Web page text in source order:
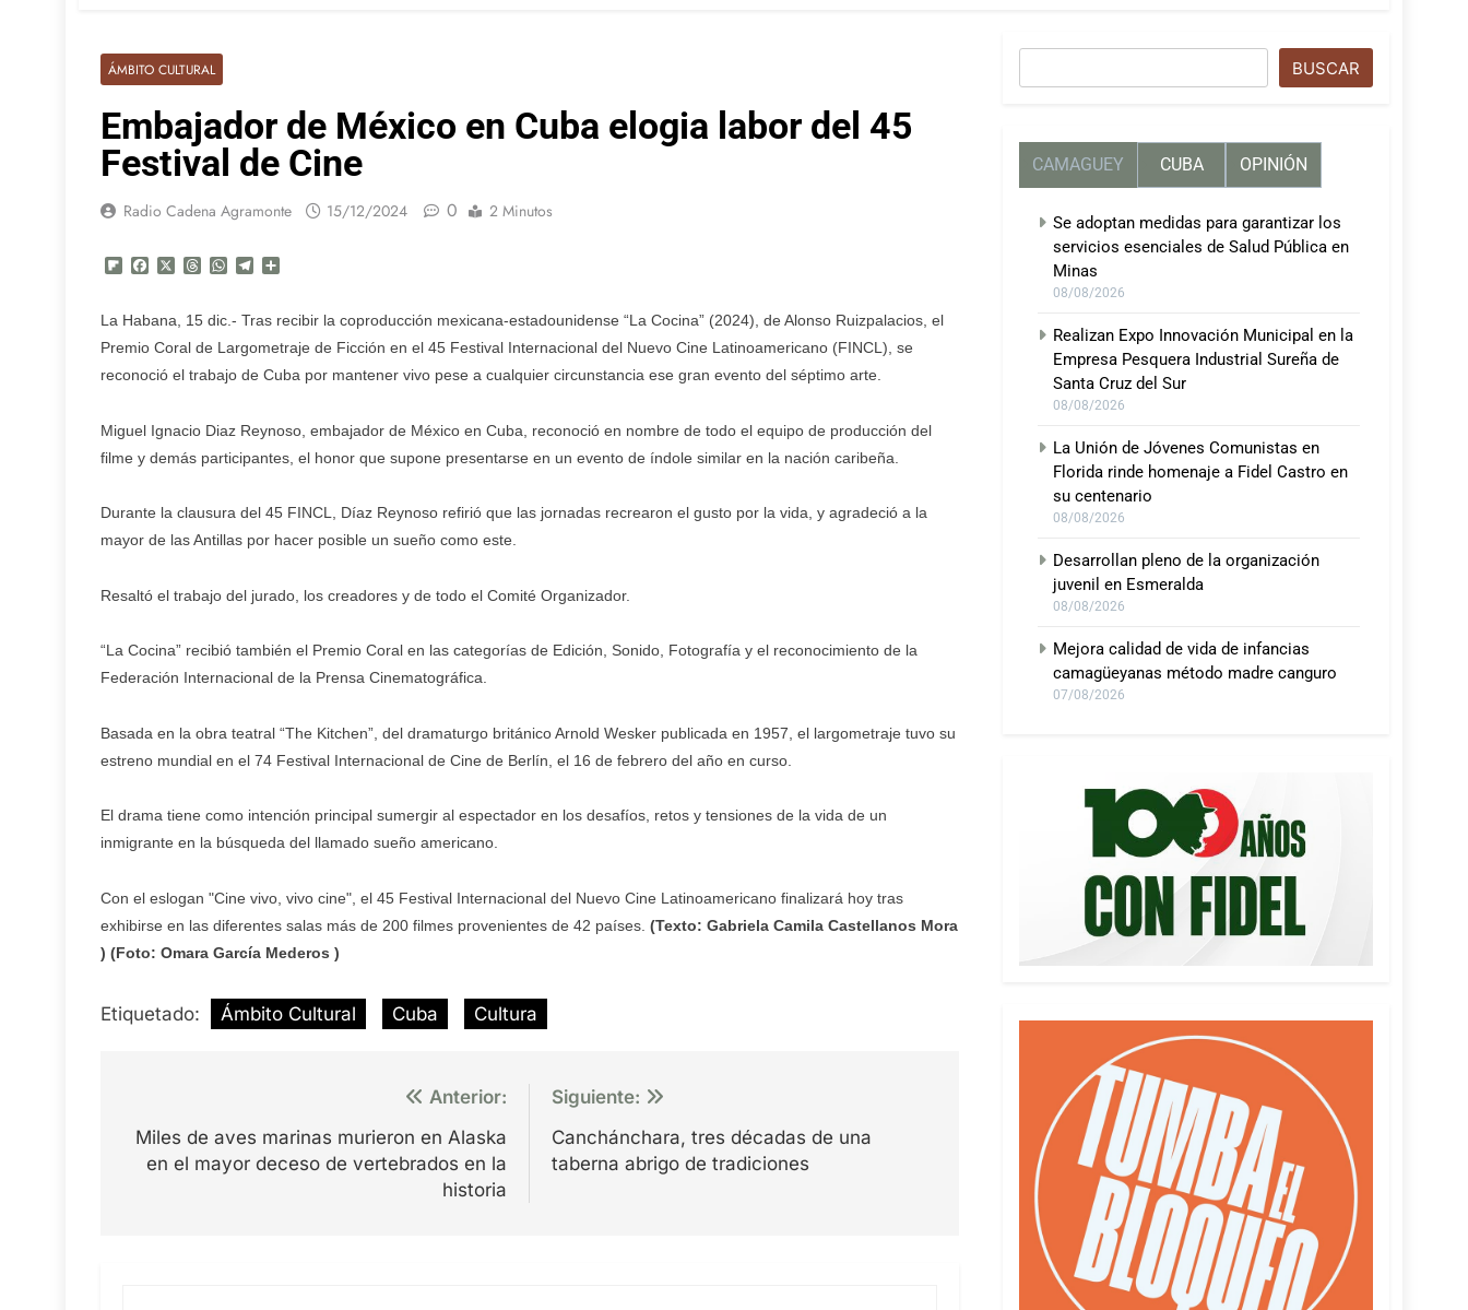
ÁMBITO CULTURAL
Embajador de México en Cuba elogia labor del 45
Festival de Cine
Radio Cadena Agramonte 15/12/2024 0 2 Minutos
Flipboard
FacebookThreadsWhatsApp
Telegram
La Habana, 15 dic.- Tras recibir la coproducción mexicana-estadounidense “La Cocina” (2024), de Alonso Ruizpalacios, el
Premio Coral de Largometraje de Ficción en el 45 Festival Internacional del Nuevo Cine Latinoamericano (FINCL), se
reconoció el trabajo de Cuba por mantener vivo pese a cualquier circunstancia ese gran evento del séptimo arte.
Miguel Ignacio Diaz Reynoso, embajador de México en Cuba, reconoció en nombre de todo el equipo de producción del
filme y demás participantes, el honor que supone presentarse en un evento de índole similar en la nación caribeña.
Durante la clausura del 45 FINCL, Díaz Reynoso refirió que las jornadas recrearon el gusto por la vida, y agradeció a la
mayor de las Antillas por hacer posible un sueño como este.
Resaltó el trabajo del jurado, los creadores y de todo el Comité Organizador.
“La Cocina” recibió también el Premio Coral en las categorías de Edición, Sonido, Fotografía y el reconocimiento de la
Federación Internacional de la Prensa Cinematográfica.
Basada en la obra teatral “The Kitchen”, del dramaturgo británico Arnold Wesker publicada en 1957, el largometraje tuvo su
estreno mundial en el 74 Festival Internacional de Cine de Berlín, el 16 de febrero del año en curso.
El drama tiene como intención principal sumergir al espectador en los desafíos, retos y tensiones de la vida de un
inmigrante en la búsqueda del llamado sueño americano.
Con el eslogan "Cine vivo, vivo cine", el 45 Festival Internacional del Nuevo Cine Latinoamericano finalizará hoy tras
exhibirse en las diferentes salas más de 200 filmes provenientes de 42 países. (Texto: Gabriela Camila Castellanos Mora
) (Foto: Omara García Mederos )
Etiquetado: Ámbito Cultural Cuba Cultura
de
entradas
Anterior:
Miles de aves marinas murieron en Alaska
en el mayor deceso de vertebrados en la
historia
Siguiente:
Canchánchara, tres décadas de una
taberna abrigo de tradiciones
BUSCAR
CAMAGUEY CUBA OPINIÓN
Se adoptan medidas para garantizar los
servicios esenciales de Salud Pública en
Minas
08/08/2026
Realizan Expo Innovación Municipal en la
Empresa Pesquera Industrial Sureña de
Santa Cruz del Sur
08/08/2026
La Unión de Jóvenes Comunistas en
Florida rinde homenaje a Fidel Castro en
su centenario
08/08/2026
Desarrollan pleno de la organización
juvenil en Esmeralda
08/08/2026
Mejora calidad de vida de infancias
camagüeyanas método madre canguro
07/08/2026